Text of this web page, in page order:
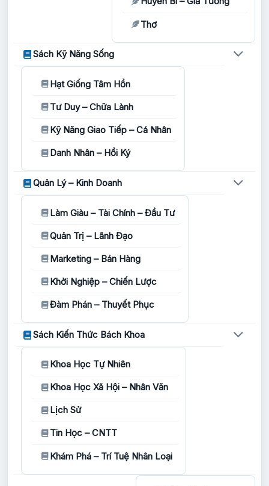
Thơ
Sách Kỹ Năng Sống
Hạt Giống Tâm Hồn
Tư Duy – Chữa Lành
Kỹ Năng Giao Tiếp – Cá Nhân
Danh Nhân – Hồi Ký
Quản Lý – Kinh Doanh
Làm Giàu – Tài Chính – Đầu Tư
Quản Trị – Lãnh Đạo
Marketing – Bán Hàng
Khởi Nghiệp – Chiến Lược
Đàm Phán – Thuyết Phục
Sách Kiến Thức Bách Khoa
Khoa Học Tự Nhiên
Khoa Học Xã Hội – Nhân Văn
Lịch Sử
Tin Học – CNTT
Khám Phá – Trí Tuệ Nhân Loại